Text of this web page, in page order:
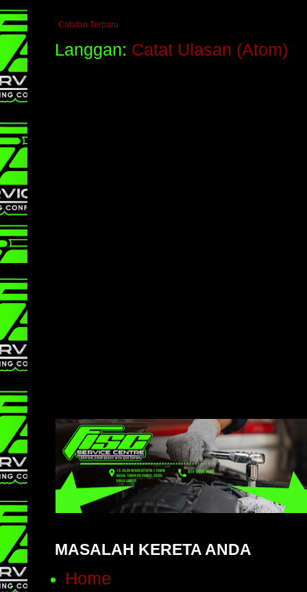
Catatan Terbaru
Langgan: Catat Ulasan (Atom)
MASALAH KERETA ANDA
Home